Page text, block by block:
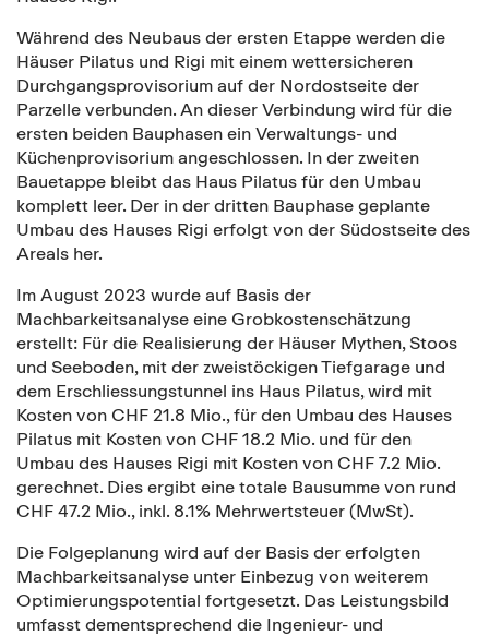
Während des Neubaus der ersten Etappe werden die
Häuser Pilatus und Rigi mit einem wettersicheren
Durchgangsprovisorium auf der Nordostseite der
Parzelle verbunden. An dieser Verbindung wird für die
ersten beiden Bauphasen ein Verwaltungs- und
Küchenprovisorium angeschlossen. In der zweiten
Bauetappe bleibt das Haus Pilatus für den Umbau
komplett leer. Der in der dritten Bauphase geplante
Umbau des Hauses Rigi erfolgt von der Südostseite des
Areals her.
Im August 2023 wurde auf Basis der
Machbarkeitsanalyse eine Grobkostenschätzung
erstellt: Für die Realisierung der Häuser Mythen, Stoos
und Seeboden, mit der zweistöckigen Tiefgarage und
dem Erschliessungstunnel ins Haus Pilatus, wird mit
Kosten von CHF 21.8 Mio., für den Umbau des Hauses
Pilatus mit Kosten von CHF 18.2 Mio. und für den
Umbau des Hauses Rigi mit Kosten von CHF 7.2 Mio.
gerechnet. Dies ergibt eine totale Bausumme von rund
CHF 47.2 Mio., inkl. 8.1% Mehrwertsteuer (MwSt).
Die Folgeplanung wird auf der Basis der erfolgten
Machbarkeitsanalyse unter Einbezug von weiterem
Optimierungspotential fortgesetzt. Das Leistungsbild
umfasst dementsprechend die Ingenieur- und